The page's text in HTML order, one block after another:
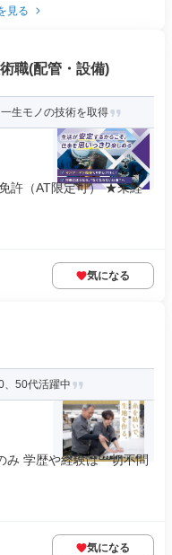
見る
職(配管・設備)
生モノの技術を取得
許（AT限定可） ★未経
気になる
、50代活躍中
学歴や経験は一切不問
気になる